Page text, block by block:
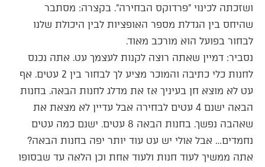
ושזכתה לכינוי "פרדוקס הבחירה". בקצרה: מסתבר
שהיחס בין הגדלת מספר האופציות לבין היכולת שלנו
לבחור בפועל הוא מורכב מאוד.
נסביר: דמיין שאתה רוצה לקנות לעצמך עט. אתה נכנס
לחנות כלי כתיבה והמוכר מציע לך לבחור בין 2 עטים. אף
עט לא מוצא חן בעיניך אז את מדלג לחנות הבאה. בחנות
הבאה ישנם 4 עטים לבחירה אבל עדיין לא מצאת את
שאהבה נפשך. בחנות הבאה 8 עטים. ישנם כמה עטים
נחמדים… אבל אולי יש עט עוד יותר יפה בחנות הבאה?
אתה ממשיך לעוד חנות ולעוד אחת וכן הלאה עד שבסופו